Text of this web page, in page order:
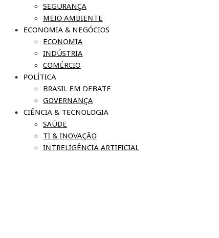
SEGURANÇA
MEIO AMBIENTE
ECONOMIA & NEGÓCIOS
ECONOMIA
INDÚSTRIA
COMÉRCIO
POLÍTICA
BRASIL EM DEBATE
GOVERNANÇA
CIÊNCIA & TECNOLOGIA
SAÚDE
TI & INOVAÇÃO
INTRELIGÊNCIA ARTIFICIAL